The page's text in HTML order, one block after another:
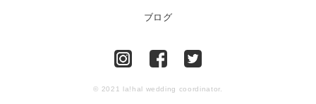
ブログ
© 2021 la!hal wedding coordinator.